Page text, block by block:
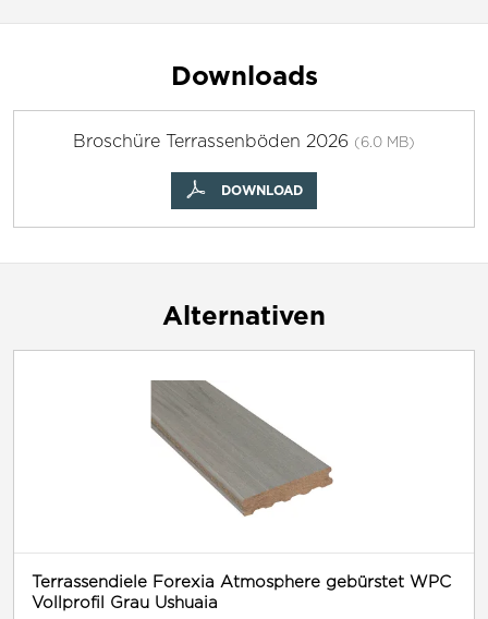
Downloads
Broschüre Terrassenböden 2026 (6.0 MB)
DOWNLOAD
Alternativen
Terrassendiele Forexia Atmosphere gebürstet WPC
Vollprofil Grau Ushuaia